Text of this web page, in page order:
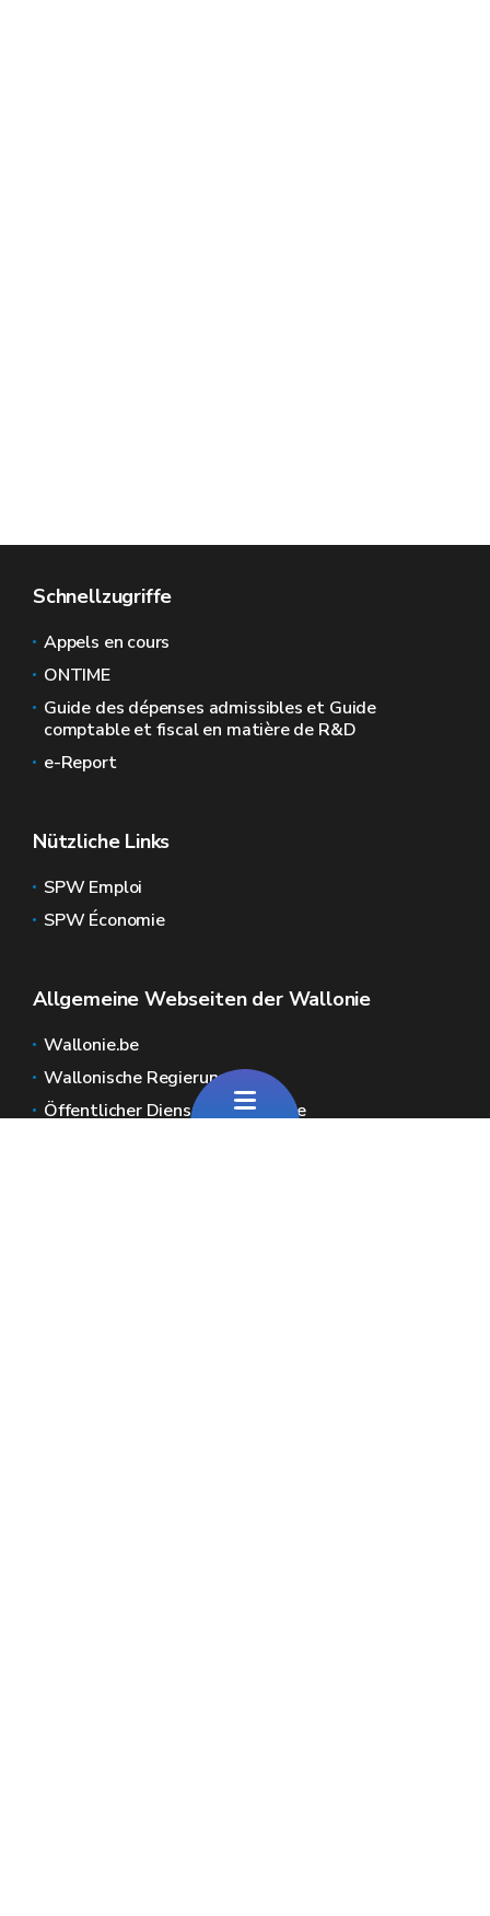
Schnellzugriffe
Appels en cours
ONTIME
Guide des dépenses admissibles et Guide
comptable et fiscal en matière de R&D
e-Report
Nützliche Links
SPW Emploi
SPW Économie
Allgemeine Webseiten der Wallonie
Wallonie.be
Wallonische Regierung
Öffentlicher Dienst der Wallonie